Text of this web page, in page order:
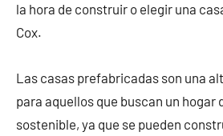
la hora de construir o elegir una
Cox.
Las casas prefabricadas son una
para aquellos que buscan un hogar
sostenible, ya que se pueden